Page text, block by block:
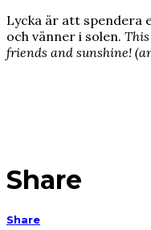
Lycka är att spendera
och vänner i solen.
friends and sunshine!
Share
Share